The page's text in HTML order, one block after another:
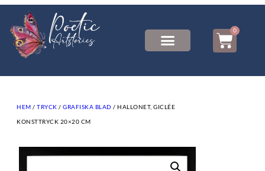
0
HEM / TRYCK / GRAFISKA BLAD / HALLONET, GICLÉE
KONSTTRYCK 20×20 CM